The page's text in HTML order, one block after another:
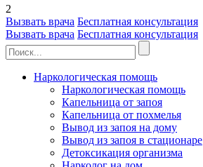
2
Вызвать врача Бесплатная консультация
Вызвать врача Бесплатная консультация
Наркологическая помощь
Наркологическая помощь
Капельница от запоя
Капельница от похмелья
Вывод из запоя на дому
Вывод из запоя в стационаре
Детоксикация организма